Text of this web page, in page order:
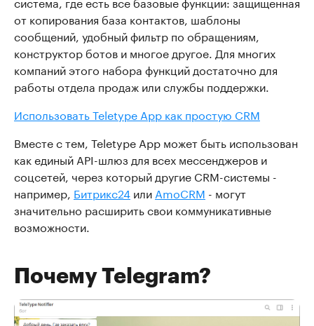
от копирования база контактов, шаблоны
сообщений, удобный фильтр по обращениям,
конструктор ботов и многое другое. Для многих
компаний этого набора функций достаточно для
работы отдела продаж или службы поддержки.
Использовать Teletype App как простую CRM
Вместе с тем, Teletype App может быть использован
как единый API-шлюз для всех мессенджеров и
соцсетей, через который другие CRM-системы -
например, Битрикс24 или AmoCRM - могут
значительно расширить свои коммуникативные
возможности.
Почему Telegram?